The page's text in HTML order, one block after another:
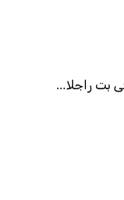
بت راجلا...